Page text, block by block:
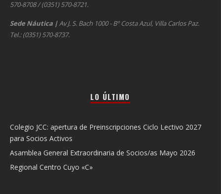
570-8708 / (0351) 570-8721.
Sede Náutica |Av J. S. Bach 1000 - Bº Costa Azul, Villa Carlos Paz.
Tel.: (0351) 570-8737.
LO ÚLTIMO
Colegio JCC: apertura de Preinscripciones Ciclo Lectivo 2027
para Socios Activos
Asamblea General Extraordinaria de Socios/as Mayo 2026
Regional Centro Cuyo «C»